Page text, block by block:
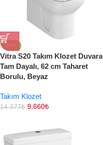
-33%
Vitra S20 Takım Klozet Duvara
Tam Dayalı, 62 cm Taharet
Borulu, Beyaz
Takım Klozet
14.377₺ 9.660₺